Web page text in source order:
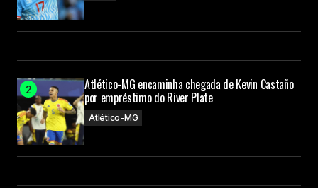
Atlético-MG encaminha chegada de Kevin Castaño
por empréstimo do River Plate
Atlético-MG